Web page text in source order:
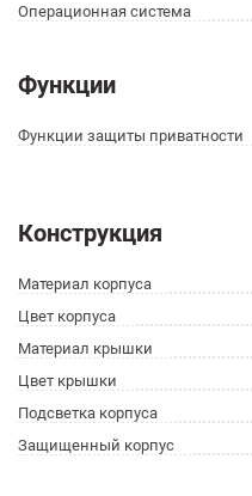
Операционная система
Функции
Функции защиты приватности
Конструкция
Материал корпуса
Цвет корпуса
Материал крышки
Цвет крышки
Подсветка корпуса
Защищенный корпус